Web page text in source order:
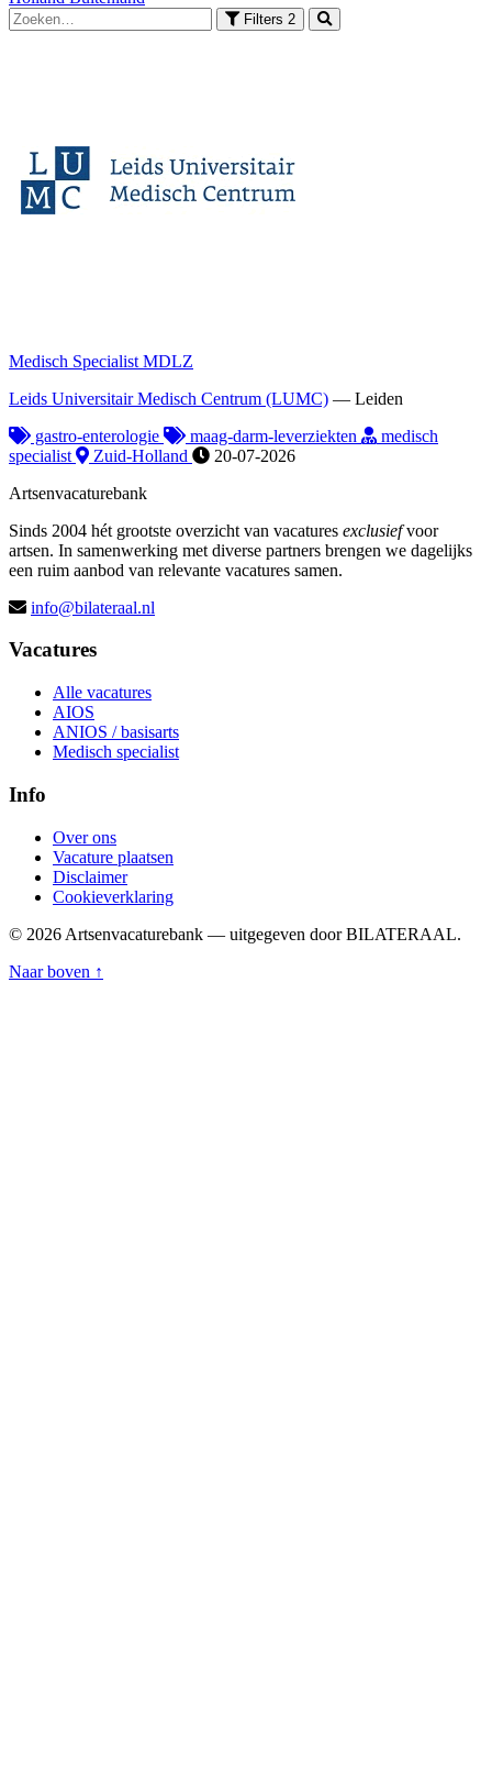
Filters 2
Medisch Specialist MDLZ
Leids Universitair Medisch Centrum (LUMC) — Leiden
gastro-enterologie
maag-darm-leverziekten
medisch
specialist
Zuid-Holland
20-07-2026
Artsenvacaturebank
Sinds 2004 hét grootste overzicht van vacatures exclusiefvoor
artsen. In samenwerking met diverse partners brengen we dagelijks
een ruim aanbod van relevante vacatures samen.
info@bilateraal.nl
Vacatures
Alle vacatures
AIOS
ANIOS / basisarts
Medisch specialist
Info
Over ons
Vacature plaatsen
Disclaimer
Cookieverklaring
© 2026 Artsenvacaturebank — uitgegeven door BILATERAAL.
Naar boven ↑